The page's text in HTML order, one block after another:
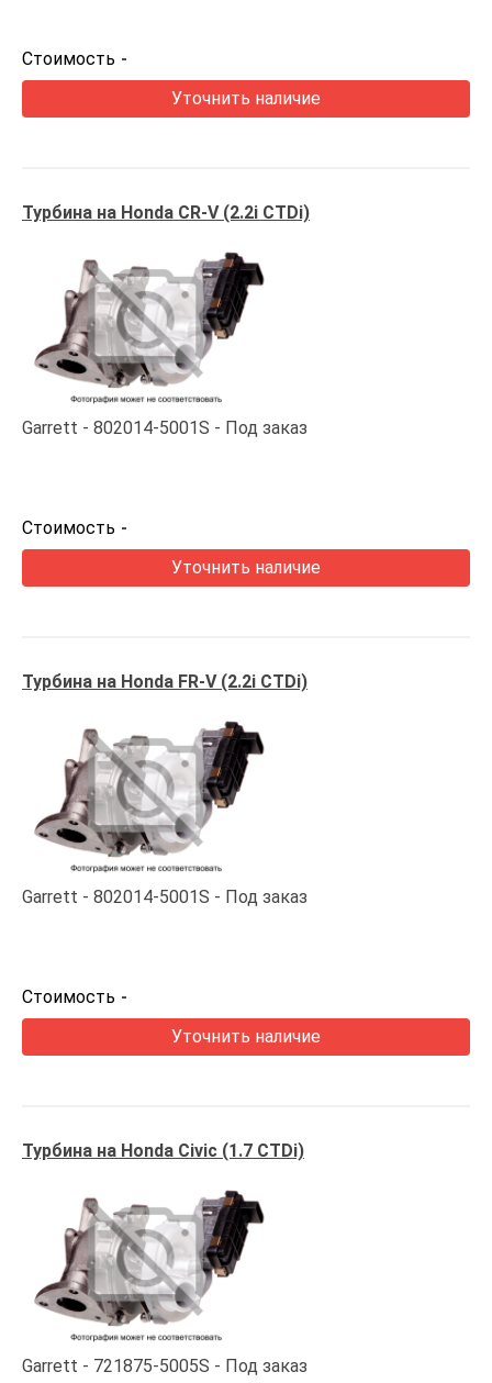
Стоимость -
Уточнить наличие
Турбина на Honda CR-V (2.2i CTDi)
Garrett 802014-5001S Под заказ
Стоимость -
Уточнить наличие
Турбина на Honda FR-V (2.2i CTDi)
Garrett 802014-5001S Под заказ
Стоимость -
Уточнить наличие
Турбина на Honda Civic (1.7 CTDi)
Garrett 721875-5005S Под заказ